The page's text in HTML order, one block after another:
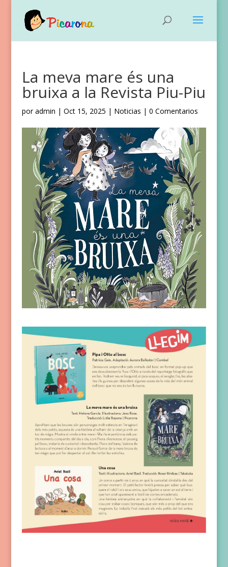
La meva mare és una
bruixa a la Revista Piu-Piu
poradmin | Oct 15, 2025 | Noticias | 0 Comentarios